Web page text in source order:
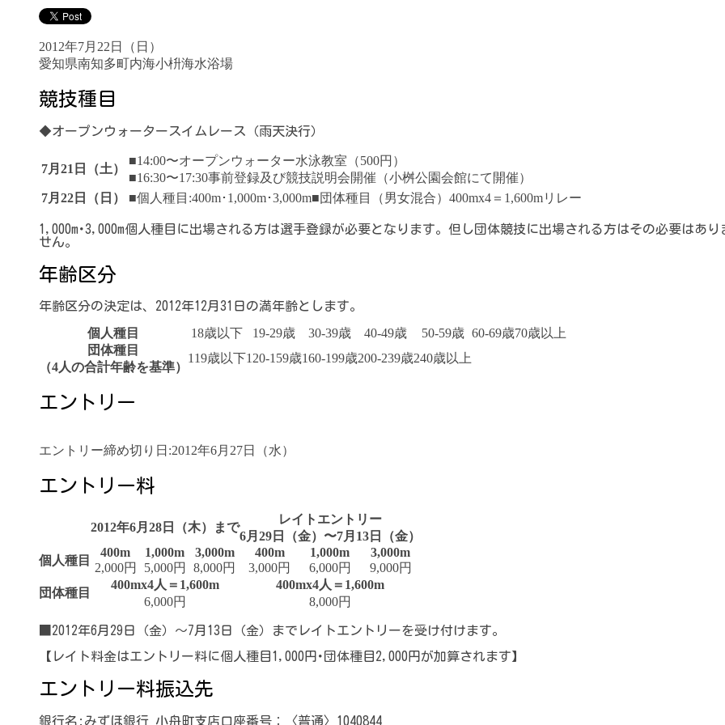
2012年7月22日（日）
愛知県南知多町内海小枡海水浴場
競技種目
◆オープンウォータースイムレース（雨天決行）
7月21日（土）
■14:00〜オープンウォーター水泳教室（500円）
■16:30〜17:30事前登録及び競技説明会開催（小桝公園会館にて開催）
7月22日（日）
■個人種目:400m･1,000m･3,000m■団体種目（男女混合）400mx4＝1,600mリレー
1,000m･3,000m個人種目に出場される方は選手登録が必要となります。但し団体競技に出場される方はその必要はあり
せん。
年齢区分
年齢区分の決定は、2012年12月31日の満年齢とします。
個人種目 18歳以下 19-29歳 30-39歳 40-49歳 50-59歳 60-69歳70歳以上
団体種目
（4人の合計年齢を基準）
119歳以下120-159歳160-199歳200-239歳240歳以上
エントリー
エントリー締め切り日:2012年6月27日（水）
エントリー料
2012年6月28日（木）まで
レイトエントリー
6月29日（金）〜7月13日（金）
個人種目
400m 1,000m 3,000m 400m 1,000m
3,000m
2,000円
5,000円 8,000円 3,000円 6,000円
9,000円
団体種目
400mx4人＝1,600m
400mx4人＝1,600m
6,000円
8,000円
■2012年6月29日（金）〜7月13日（金）までレイトエントリーを受け付けます。
【レイト料金はエントリー料に個人種目1,000円･団体種目2,000円が加算されます】
エントリー料振込先
銀行名:みずほ銀行 小舟町支店口座番号：〈普通〉1040844